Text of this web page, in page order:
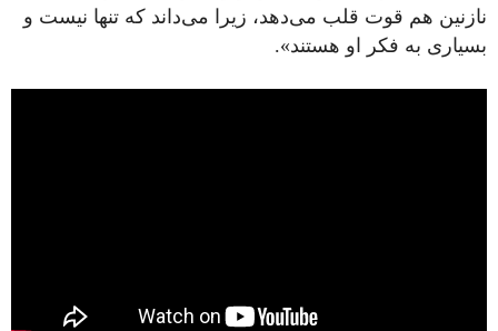
نازنین هم قوت قلب می‌دهد، زیرا می‌داند که تنها نیست و
بسیاری به فکر او هستند».